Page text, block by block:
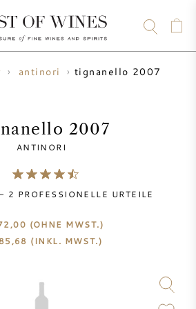
antinori tignanello 2007
2007
ANTINORI
2 PROFESSIONELLE URTEILE
(OHNE MWST.)
85,68 (INKL. MWST.)